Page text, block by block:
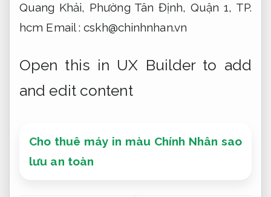
Quang Khải, Phường Tân Định, Quận 1, TP.
hcm Email :cskh@chinhnhan.vn
Open this in UX Builder to add
and edit content
Cho thuê máy in màu Chính Nhân sao
lưu an toàn